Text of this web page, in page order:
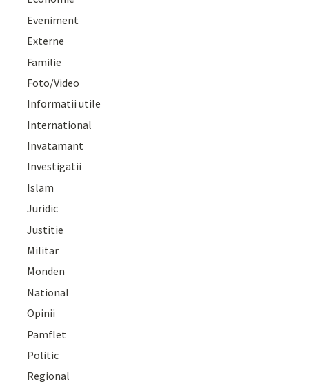
Eveniment
Externe
Familie
Foto/Video
Informatii utile
International
Invatamant
Investigatii
Islam
Juridic
Justitie
Militar
Monden
National
Opinii
Pamflet
Politic
Regional